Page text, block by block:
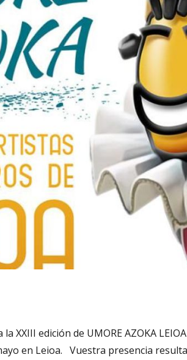
edición de UMORE AZOKA
en Leioa. Vuestra presencia